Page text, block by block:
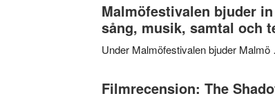
mycket
att
tänka
Malmöfestivalen bjuder
sång, musik, samtal och
Under Malmöfestivalen bjuder
Filmrecension: The